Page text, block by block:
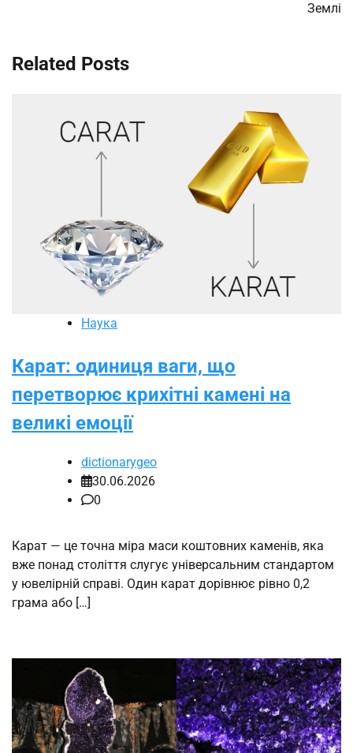
Землі
Related Posts
Наука
Карат: одиниця ваги, що
перетворює крихітні камені на
великі емоції
dictionarygeo
30.06.2026
0
Карат — це точна міра маси коштовних каменів, яка
вже понад століття слугує універсальним стандартом
у ювелірній справі. Один карат дорівнює рівно 0,2
грама або […]